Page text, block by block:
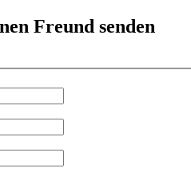
Freund senden